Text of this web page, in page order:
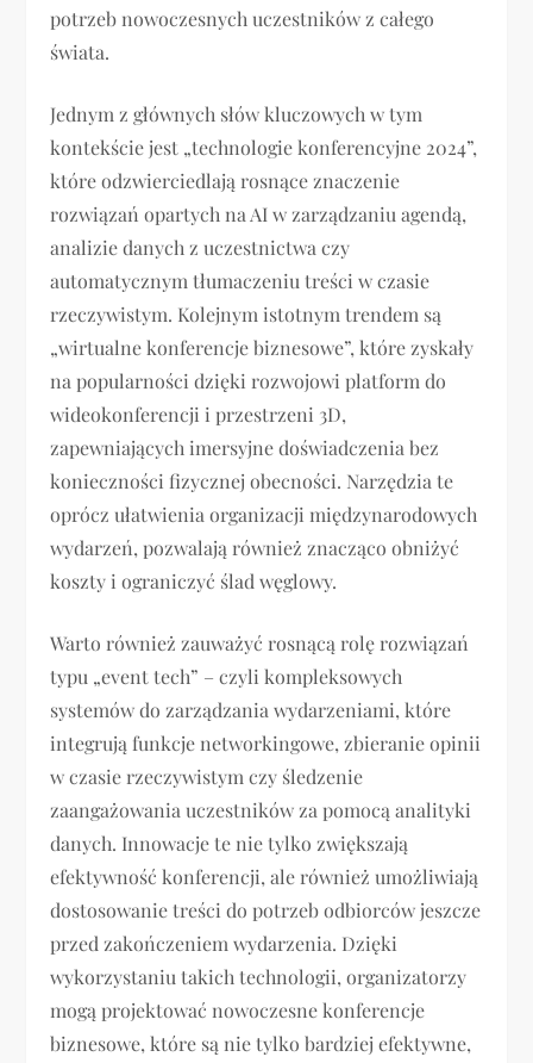
potrzeb nowoczesnych uczestników z całego
świata.
Jednym z głównych słów kluczowych w tym
kontekście jest „technologie konferencyjne 2024”,
które odzwierciedlają rosnące znaczenie
rozwiązań opartych na AI w zarządzaniu agendą,
analizie danych z uczestnictwa czy
automatycznym tłumaczeniu treści w czasie
rzeczywistym. Kolejnym istotnym trendem są
„wirtualne konferencje biznesowe”, które zyskały
na popularności dzięki rozwojowi platform do
wideokonferencji i przestrzeni 3D,
zapewniających imersyjne doświadczenia bez
konieczności fizycznej obecności. Narzędzia te
oprócz ułatwienia organizacji międzynarodowych
wydarzeń, pozwalają również znacząco obniżyć
koszty i ograniczyć ślad węglowy.
Warto również zauważyć rosnącą rolę rozwiązań
typu „event tech” – czyli kompleksowych
systemów do zarządzania wydarzeniami, które
integrują funkcje networkingowe, zbieranie opinii
w czasie rzeczywistym czy śledzenie
zaangażowania uczestników za pomocą analityki
danych. Innowacje te nie tylko zwiększają
efektywność konferencji, ale również umożliwiają
dostosowanie treści do potrzeb odbiorców jeszcze
przed zakończeniem wydarzenia. Dzięki
wykorzystaniu takich technologii, organizatorzy
mogą projektować nowoczesne konferencje
biznesowe, które są nie tylko bardziej efektywne,